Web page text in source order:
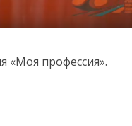
«Моя профессия».